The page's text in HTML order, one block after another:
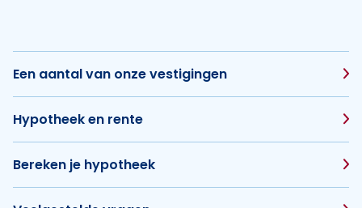
Een aantal van onze vestigingen
Hypotheek en rente
Bereken je hypotheek